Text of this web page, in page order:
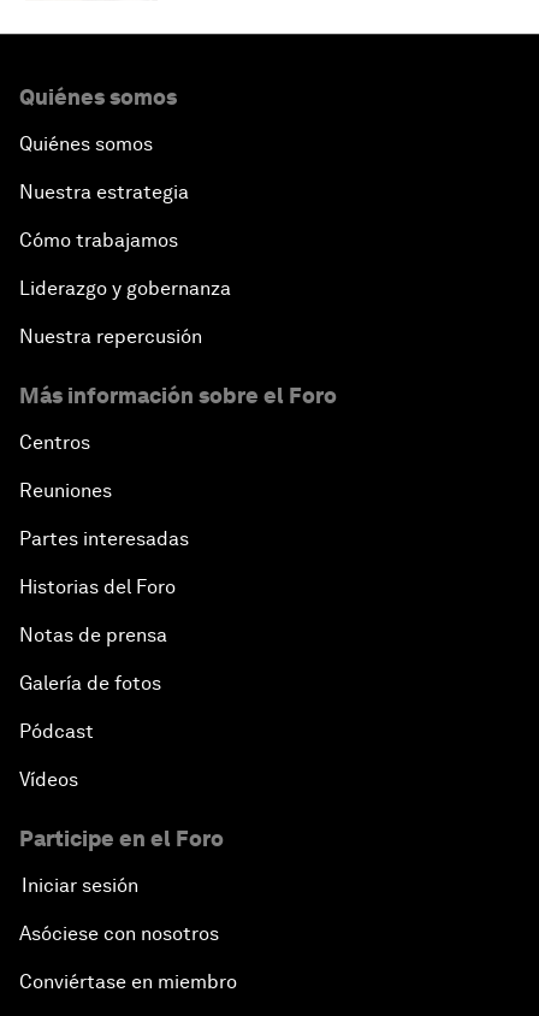
Quiénes somos
Quiénes somos
Nuestra estrategia
Cómo trabajamos
Liderazgo y gobernanza
Nuestra repercusión
Más información sobre el Foro
Centros
Reuniones
Partes interesadas
Historias del Foro
Notas de prensa
Galería de fotos
Pódcast
Vídeos
Participe en el Foro
Iniciar sesión
Asóciese con nosotros
Conviértase en miembro